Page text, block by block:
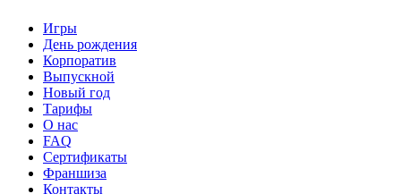
Игры
День рождения
Корпоратив
Выпускной
Новый год
Тарифы
О нас
FAQ
Сертификаты
Франшиза
Контакты